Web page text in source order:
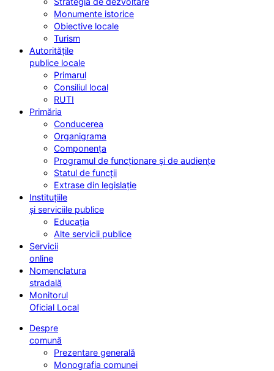
Monumente istorice
Obiective locale
Turism
Autoritățile
publice locale
Primarul
Consiliul local
RUTI
Primăria
Conducerea
Organigrama
Componența
Programul de funcționare și de audiențe
Statul de funcții
Extrase din legislație
Instituțiile
și serviciile publice
Educația
Alte servicii publice
Servicii
online
Nomenclatura
stradală
Monitorul
Oficial Local
Despre
comună
Prezentare generală
Monografia comunei